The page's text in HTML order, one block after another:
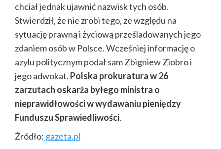
chciał jednak ujawnić nazwisk tych osób.
Stwierdził, że nie zrobi tego, ze względu na
sytuację prawną i życiową prześladowanych jego
zdaniem osób w Polsce. Wcześniej informację o
azylu politycznym podał sam Zbigniew Ziobro i
jego adwokat. Polska prokuratura w 26
zarzutach oskarża byłego ministra o
nieprawidłowości w wydawaniu pieniędzy
Funduszu Sprawiedliwości.
Źródło: gazeta.pl